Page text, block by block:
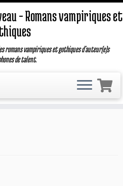
– Romans vampiriques et
romans vampiriques et gothiques d'auteur(e)s
de talent.